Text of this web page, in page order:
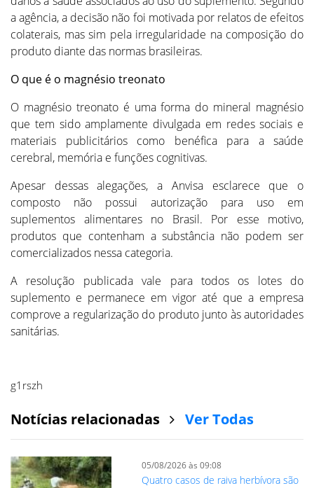
a agência, a decisão não foi motivada por relatos de efeitos
colaterais, mas sim pela irregularidade na composição do
produto diante das normas brasileiras.
O que é o magnésio treonato
O magnésio treonato é uma forma do mineral magnésio
que tem sido amplamente divulgada em redes sociais e
materiais publicitários como benéfica para a saúde
cerebral, memória e funções cognitivas.
Apesar dessas alegações, a Anvisa esclarece que o
composto não possui autorização para uso em
suplementos alimentares no Brasil. Por esse motivo,
produtos que contenham a substância não podem ser
comercializados nessa categoria.
A resolução publicada vale para todos os lotes do
suplemento e permanece em vigor até que a empresa
comprove a regularização do produto junto às autoridades
sanitárias.
g1rszh
Notícias relacionadas Ver Todas
05/08/2026 às 09:08
Quatro casos de raiva herbívora são